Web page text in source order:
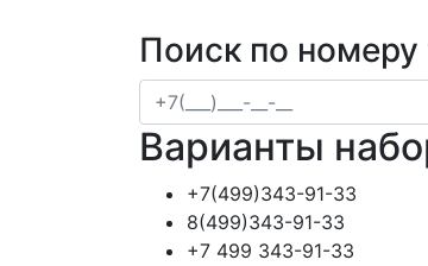
Поиск по номеру
Варианты
+7(499)343-91-33
8(499)343-91-33
+7 499 343-91-33